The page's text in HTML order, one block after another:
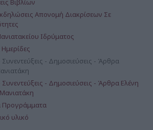
Βιβλίων
Απονομή Διακρίσεων Σε
Ιδρύματος
Συνεντεύξεις - Δημοσιεύσεις - Άρθρα
Συνεντεύξεις - Δημοσιεύσεις - Άρθρα Ελένη
Προγράμματα
υλικό